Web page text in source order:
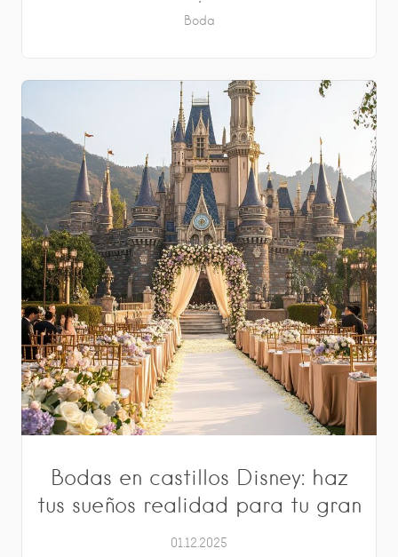
Boda
Bodas en castillos Disney: haz
tus sueños realidad para tu gran
01.12.2025